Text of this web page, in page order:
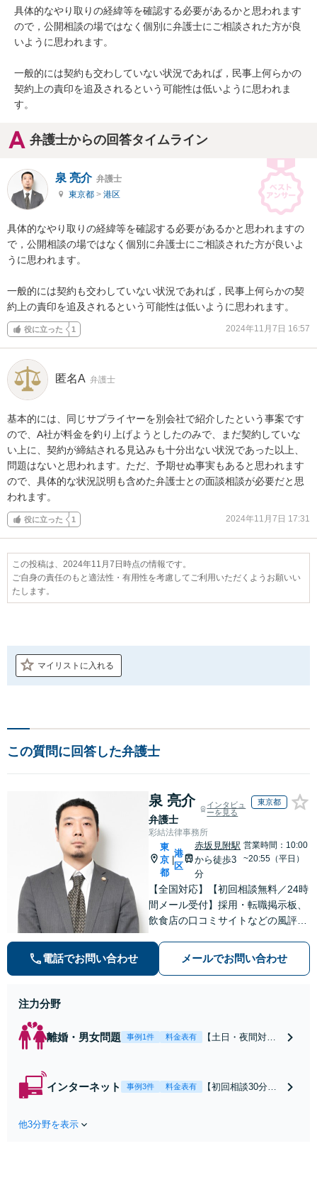
具体的なやり取りの経緯等を確認する必要があるかと思われます
ので，公開相談の場ではなく個別に弁護士にご相談された方が良
いように思われます。
一般的には契約も交わしていない状況であれば，民事上何らかの
契約上の責印を追及されるという可能性は低いように思われま
す。
弁護士からの回答タイムライン
泉 亮介 弁護士
東京都 > 港区
具体的なやり取りの経緯等を確認する必要があるかと思われますの
で，公開相談の場ではなく個別に弁護士にご相談された方が良いよ
うに思われます。
一般的には契約も交わしていない状況であれば，民事上何らかの契
約上の責印を追及されるという可能性は低いように思われます。
役に立った 1 2024年11月7日 16:57
匿名A 弁護士
基本的には、同じサプライヤーを別会社で紹介したという事案です
ので、A社が料金を釣り上げようとしたのみで、まだ契約していな
い上に、契約が締結される見込みも十分出ない状況であった以上、
問題はないと思われます。ただ、予期せぬ事実もあると思われます
ので、具体的な状況説明も含めた弁護士との面談相談が必要だと思
われます。
役に立った 1 2024年11月7日 17:31
この投稿は、2024年11月7日時点の情報です。
ご自身の責任のもと適法性・有用性を考慮してご利用いただくようお願いい
たします。
マイリストに入れる
この質問に回答した弁護士
泉 亮介
弁護士
インタビュ
ーを見る
東京都
彩結法律事務所
東
京
都
港
区
赤坂見附駅
から徒歩3
分
営業時間：10:00
~20:55（平日）
【全国対応】【初回相談無料／24時
間メール受付】採用・転職掲示板、
飲食店の口コミサイトなどの風評被
の種類を問わず相談可。可能な限り
早期対応で駆けつけサポート【労
電話でお問い合わせ メールでお問い合わせ
注力分野
離婚・男女問題 事例1件 料金表有
【土日・夜間対応
れたら、サインす
インターネット 事例3件 料金表有
【初回相談30分無
他3分野を表示